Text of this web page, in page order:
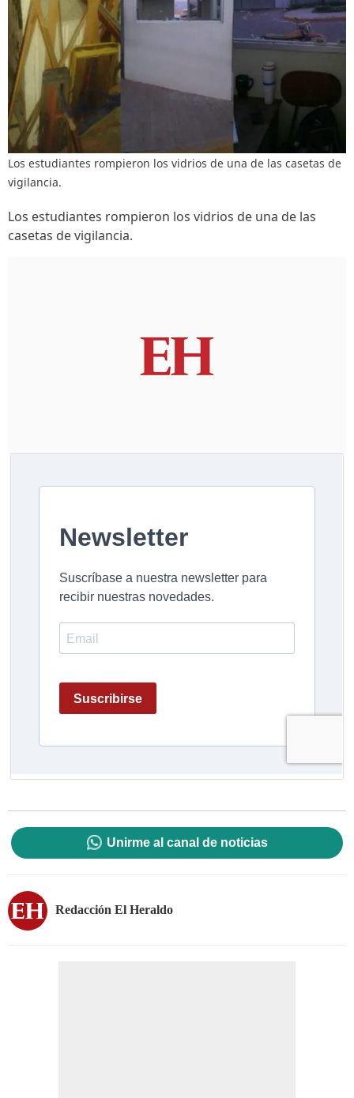
Los estudiantes rompieron los vidrios de una de las casetas de
vigilancia.
Los estudiantes rompieron los vidrios de una de las
casetas de vigilancia.
Unirme al canal de noticias
Redacción El Heraldo